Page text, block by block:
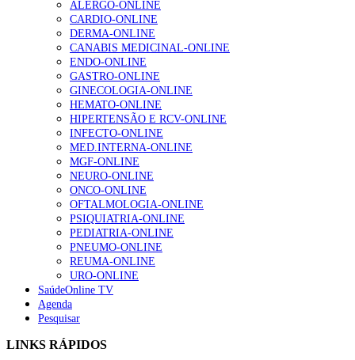
Sindicato diz que nova carreira de médicos dentistas reforça
estabilidade no SNS 6 de Agosto, 2026
NOTÍCIAS MAIS LIDAS
Enfermagem Forense. “Da urgência ao tribunal, cada
gesto conta e cada profissional faz a diferença”
202 visualizações
Alguns milhares de utentes podem ficar sem médico de
família com nova regras do registo, alerta associação
175 visualizações
Quase quatro em cada dez doentes com enfarte
apresentavam níveis elevados de Lp(a), revela estudo
86 visualizações
ALERGO-ONLINE
CARDIO-ONLINE
DERMA-ONLINE
CANABIS MEDICINAL-ONLINE
ENDO-ONLINE
GASTRO-ONLINE
GINECOLOGIA-ONLINE
HEMATO-ONLINE
HIPERTENSÃO E RCV-ONLINE
INFECTO-ONLINE
MED.INTERNA-ONLINE
MGF-ONLINE
NEURO-ONLINE
ONCO-ONLINE
OFTALMOLOGIA-ONLINE
PSIQUIATRIA-ONLINE
PEDIATRIA-ONLINE
PNEUMO-ONLINE
REUMA-ONLINE
URO-ONLINE
SaúdeOnline TV
Agenda
Pesquisar
LINKS RÁPIDOS